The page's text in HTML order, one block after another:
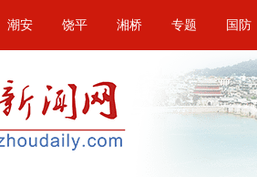
潮安 饶平 湘桥 专题 国防